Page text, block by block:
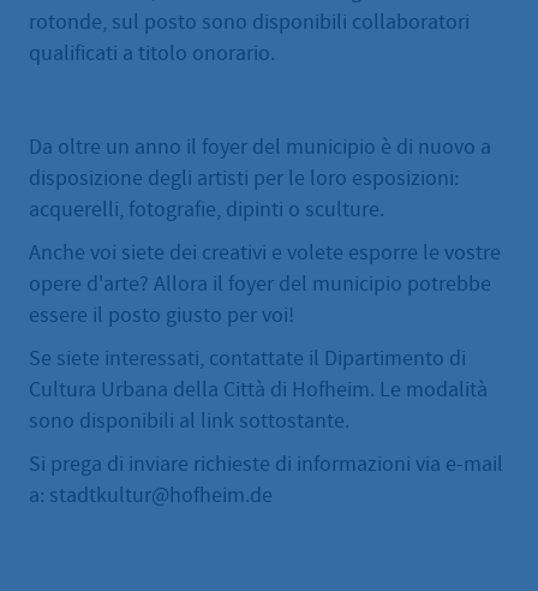
rotonde, sul posto sono disponibili collaboratori
qualificati a titolo onorario.
Da oltre un anno il foyer del municipio è di nuovo a
disposizione degli artisti per le loro esposizioni:
acquerelli, fotografie, dipinti o sculture.
Anche voi siete dei creativi e volete esporre le vostre
opere d'arte? Allora il foyer del municipio potrebbe
essere il posto giusto per voi!
Se siete interessati, contattate il Dipartimento di
Cultura Urbana della Città di Hofheim. Le modalità
sono disponibili al link sottostante.
Si prega di inviare richieste di informazioni via e-mail
a: stadtkultur@hofheim.de